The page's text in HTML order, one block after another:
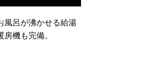
風呂が沸かせる給湯
機も完備。